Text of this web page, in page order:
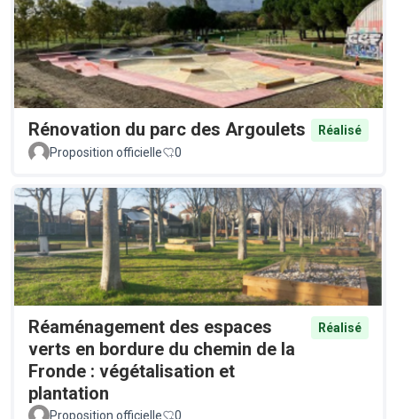
Rénovation du parc des Argoulets
Réalisé
Proposition officielle
0
Réaménagement des espaces
verts en bordure du chemin de la
Fronde : végétalisation et
plantation
Réalisé
Proposition officielle 0